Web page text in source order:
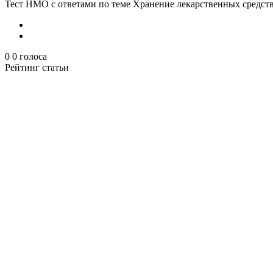
Тест НМО с ответами по теме Хранение лекарственных
0 0 голоса
Рейтинг статьи